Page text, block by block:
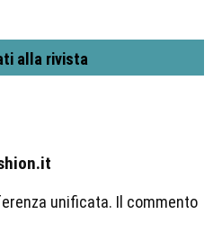
alla rivista
unificata. Il commento